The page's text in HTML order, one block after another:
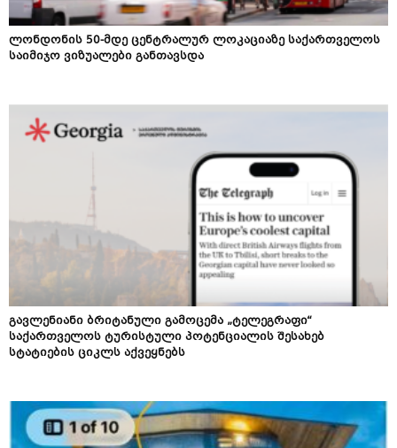
ლონდონის 50-მდე ცენტრალურ ლოკაციაზე საქართველოს
საიმიჯო ვიზუალები განთავსდა
გავლენიანი ბრიტანული გამოცემა „ტელეგრაფი“
საქართველოს ტურისტული პოტენციალის შესახებ
სტატიების ციკლს აქვეყნებს